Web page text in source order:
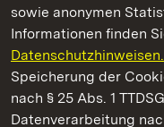
sowie anonymen
Informationen finden
Datenschutzhinweisen.
Speicherung der
nach § 25 Abs. 1
Datenverarbeitung
Staatliche Schlösser und
Staatliche Schlösser